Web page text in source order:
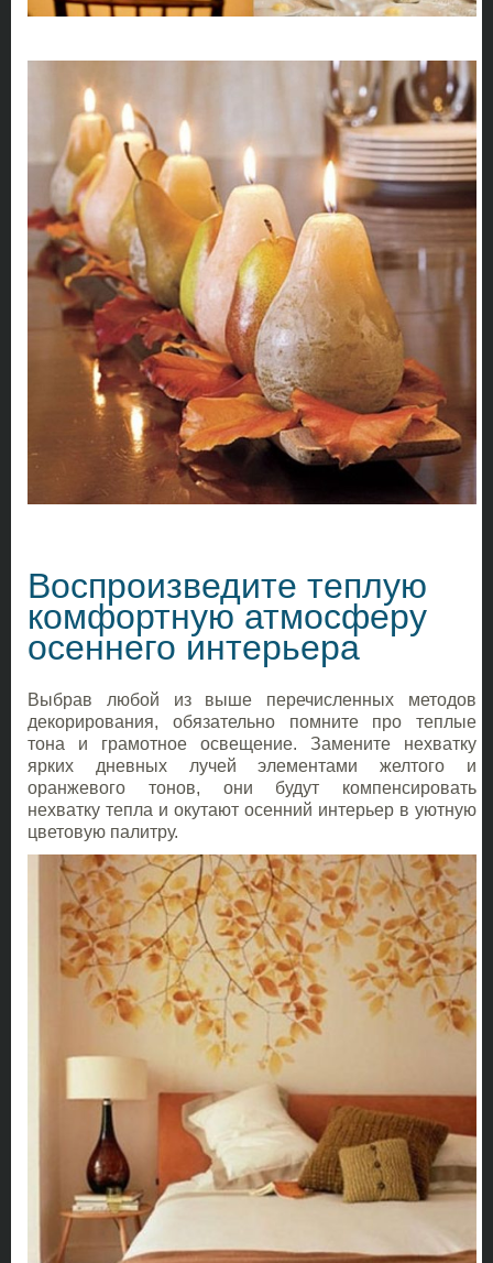
Воспроизведите теплую
комфортную атмосферу
осеннего интерьера
Выбрав любой из выше перечисленных методов
декорирования, обязательно помните про теплые
тона и грамотное освещение. Замените нехватку
ярких дневных лучей элементами желтого и
оранжевого тонов, они будут компенсировать
нехватку тепла и окутают осенний интерьер в уютную
цветовую палитру.